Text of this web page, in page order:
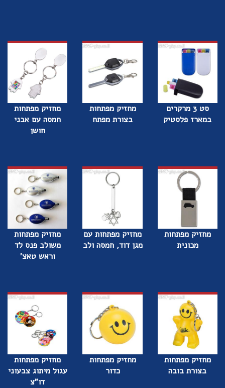
סט 3 מרקרים
במארז פלסטיק
מחזיק מפתחות
בצורת מפתח
מחזיק מפתחות
חמסה עם אבני
חושן
מחזיק מפתחות
מכונית
מחזיק מפתחות עם
מגן דוד, חמסה ולב
מחזיק מפתחות
משולב פנס לד
וראש טאצ'
מחזיק מפתחות
בצורת בובה
מחזיק מפתחות
כדור
מחזיק מפתחות
עגול מיתוג צבעוני
דו"צ